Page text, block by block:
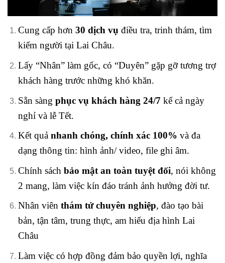
Cung cấp hơn 30 dịch vụ điều tra, trinh thám, tìm
kiếm người tại Lai Châu.
Lấy “Nhân” làm gốc, có “Duyên” gặp gỡ tương trợ
khách hàng trước những khó khăn.
Sẵn sàng phục vụ khách hàng 24/7 kể cả ngày
nghỉ và lễ Tết.
Kết quả nhanh chóng, chính xác 100% và đa
dạng thông tin: hình ảnh/ video, file ghi âm.
Chính sách bảo mật an toàn tuyệt đối, nói không
2 mang, làm việc kín đáo tránh ảnh hưởng đời tư.
Nhân viên thám tử chuyên nghiệp, đào tạo bài
bản, tận tâm, trung thực, am hiểu địa hình Lai
Châu
Làm việc có hợp đồng đảm bảo quyền lợi, nghĩa